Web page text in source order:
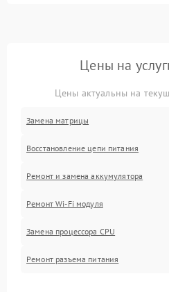
Цены на
Цены актуальны на
Замена матрицы
Восстановление цепи питания
Ремонт и замена аккумулятора
Ремонт Wi-Fi модуля
Замена процессора CPU
Ремонт разъема питания